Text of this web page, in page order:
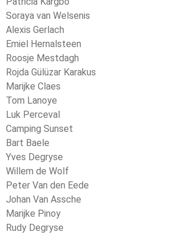
Soraya van Welsenis
Alexis Gerlach
Emiel Hernalsteen
Roosje Mestdagh
Rojda Gülüzar Karakus
Marijke Claes
Tom Lanoye
Luk Perceval
Camping Sunset
Bart Baele
Yves Degryse
Willem de Wolf
Peter Van den Eede
Johan Van Assche
Marijke Pinoy
Rudy Degryse